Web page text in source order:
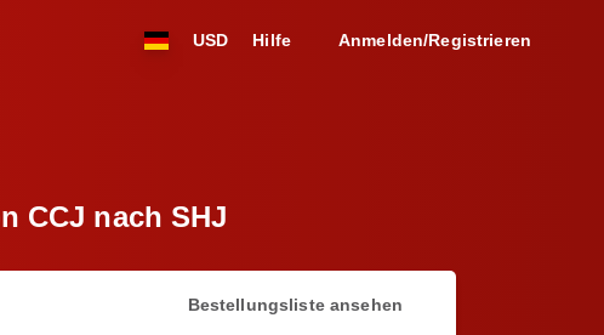
USD Hilfe Anmelden/Registrieren
CCJ nach SHJ
Bestellungsliste ansehen